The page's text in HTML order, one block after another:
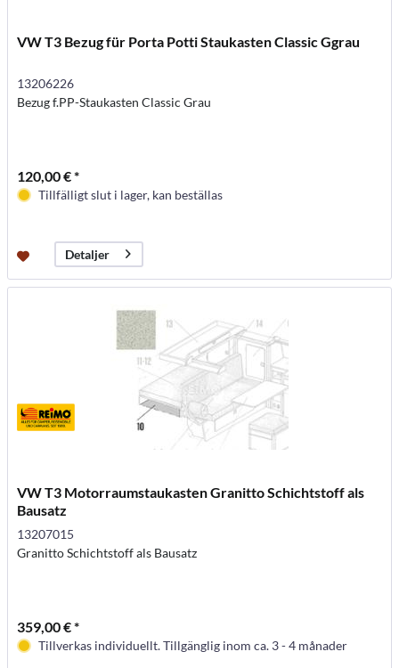
VW T3 Bezug für Porta Potti Staukasten Classic Ggrau
13206226
Bezug f.PP-Staukasten Classic Grau
120,00 € *
Tillfälligt slut i lager, kan beställas
Detaljer
VW T3 Motorraumstaukasten Granitto Schichtstoff als
Bausatz
13207015
Granitto Schichtstoff als Bausatz
359,00 € *
Tillverkas individuellt. Tillgänglig inom ca. 3 - 4 månader